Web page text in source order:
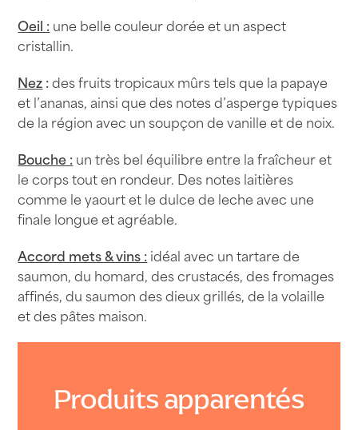
Oeil :une belle couleur dorée et un aspect
cristallin.
Nez:des fruits tropicaux mûrs tels que la papaye
et l’ananas, ainsi que des notes d’asperge typiques
de la région avec un soupçon de vanille et de noix.
Bouche :un très bel équilibre entre la fraîcheur et
le corps tout en rondeur. Des notes laitières
comme le yaourt et le dulce de leche avec une
finale longue et agréable.
Accord mets & vins :idéal avec un tartare de
saumon, du homard, des crustacés, des fromages
affinés, du saumon des dieux grillés, de la volaille
et des pâtes maison.
Produits apparentés